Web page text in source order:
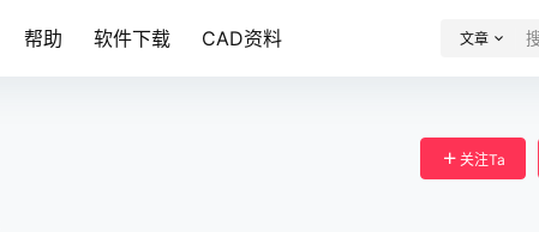
帮助 软件下载 CAD资料 文章
关注Ta